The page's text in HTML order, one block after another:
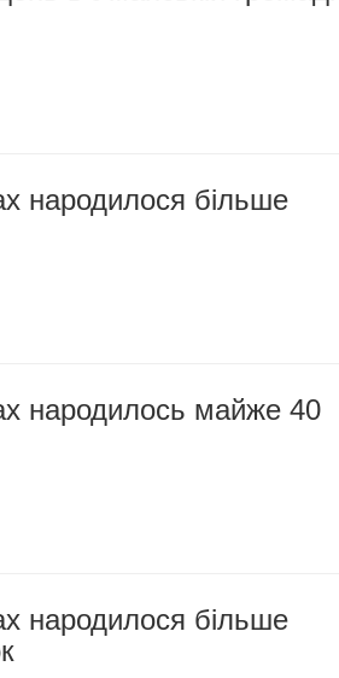
народилося більше
народилось майже 40
народилося більше